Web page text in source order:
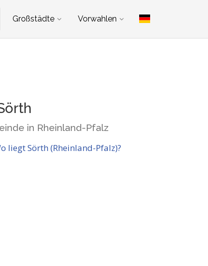
Großstädte Vorwahlen
in Rheinland-Pfalz